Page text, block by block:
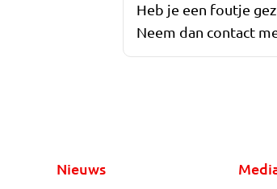
Heb je een foutje
Neem dan contact
Nieuws